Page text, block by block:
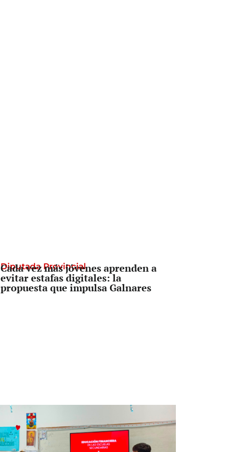
Diputada Provincial
Cada vez más jóvenes aprenden a
evitar estafas digitales: la
propuesta que impulsa Galnares